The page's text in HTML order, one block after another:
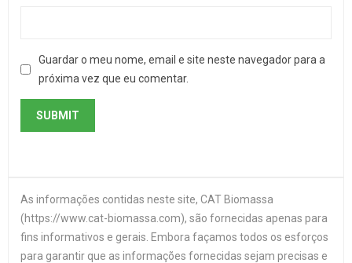
Guardar o meu nome, email e site neste navegador para a
próxima vez que eu comentar.
As informações contidas neste site, CAT Biomassa
(https://www.cat-biomassa.com), são fornecidas apenas para
fins informativos e gerais. Embora façamos todos os esforços
para garantir que as informações fornecidas sejam precisas e